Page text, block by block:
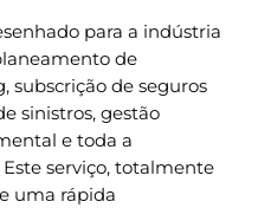
para a indústria
de
subscrição de seguros
sinistros, gestão
e toda a
serviço, totalmente
uma rápida